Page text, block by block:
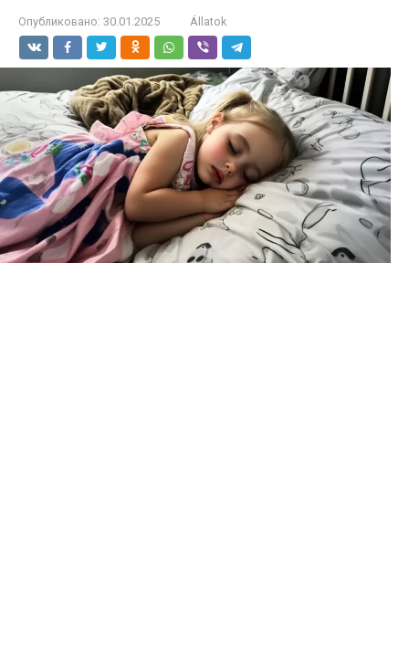
Опубликовано: 30.01.2025 Állatok